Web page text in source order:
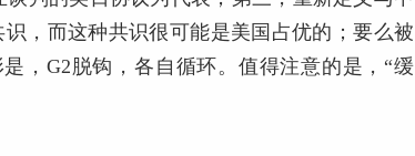
，而这种共识很可能是美国占优的；要么被
，G2脱钩，各自循环。值得注意的是，“缓